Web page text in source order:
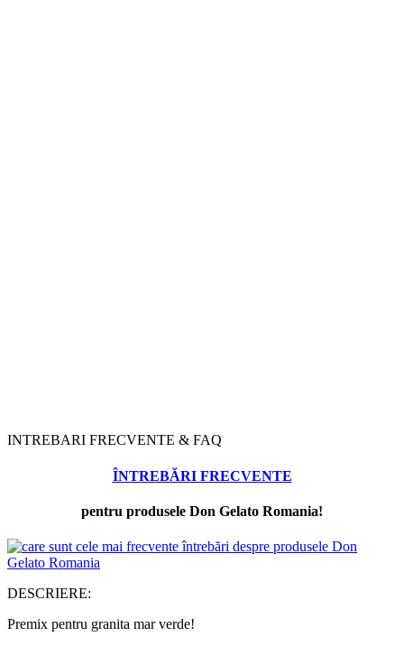
INTREBARI FRECVENTE & FAQ
ÎNTREBĂRI FRECVENTE
pentru produsele Don Gelato Romania!
DESCRIERE:
Premix pentru granita mar verde!